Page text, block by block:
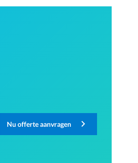
Nu offerte aanvragen